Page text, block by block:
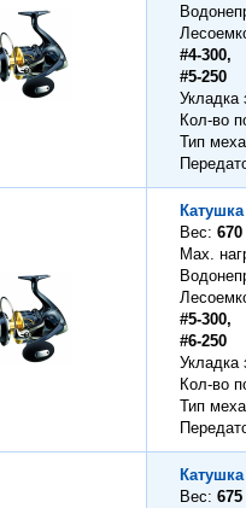
#4-300,
#5-250
Укладка
Кол-во
Тип
Вес
670
Max.
#5-300,
#6-250
Укладка
Кол-во
Тип
Вес
675